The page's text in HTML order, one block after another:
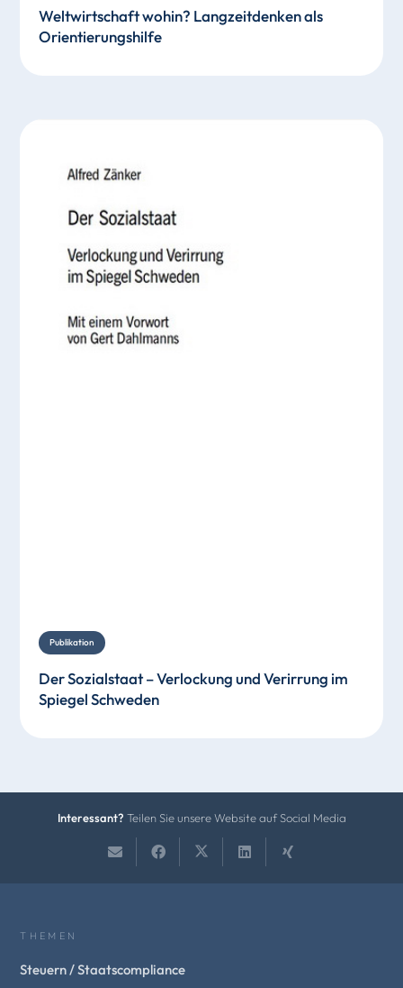
Weltwirtschaft wohin? Langzeitdenken als
Orientierungshilfe
Publikation
Der Sozialstaat – Verlockung und Verirrung im
Spiegel Schweden
Interessant? Teilen Sie unsere Website auf Social Media
THEMEN
Steuern / Staatscompliance